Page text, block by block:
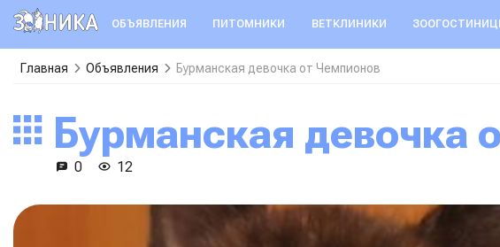
ОБЪЯВЛЕНИЯ ПИТОМНИКИ ВЕТКЛИНИКИ
Главная Объявления Бурманская девочка от Чемпионов
Бурманская девочка
0 12